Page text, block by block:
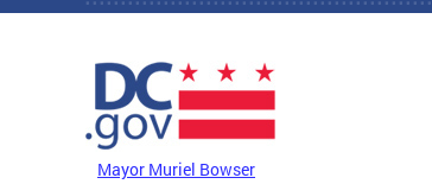
Skip to main content
Mayor Muriel Bowser